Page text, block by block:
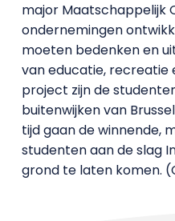
major Maatschappelijk
ondernemingen
moeten bedenken en
van educatie, recreatie
project zijn de
buitenwijken van
tijd gaan de winnende,
studenten aan de slag
grond te laten komen.